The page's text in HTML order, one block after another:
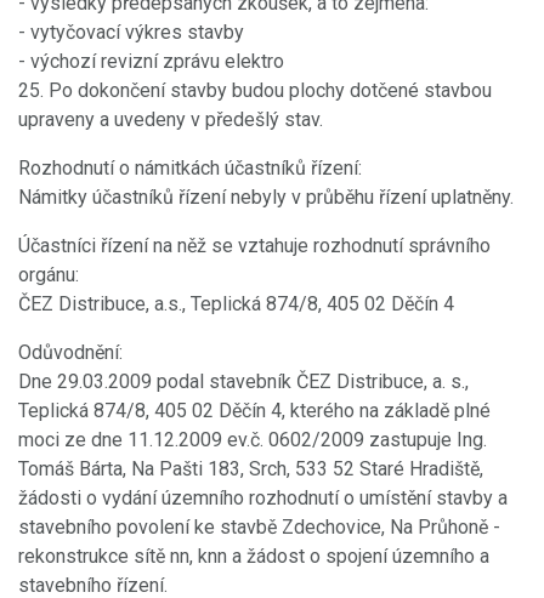
- vytyčovací výkres stavby
- výchozí revizní zprávu elektro
25. Po dokončení stavby budou plochy dotčené stavbou
upraveny a uvedeny v předešlý stav.
Rozhodnutí o námitkách účastníků řízení:
Námitky účastníků řízení nebyly v průběhu řízení uplatněny.
Účastníci řízení na něž se vztahuje rozhodnutí správního
orgánu:
ČEZ Distribuce, a.s., Teplická 874/8, 405 02 Děčín 4
Odůvodnění:
Dne 29.03.2009 podal stavebník ČEZ Distribuce, a. s.,
Teplická 874/8, 405 02 Děčín 4, kterého na základě plné
moci ze dne 11.12.2009 ev.č. 0602/2009 zastupuje Ing.
Tomáš Bárta, Na Pašti 183, Srch, 533 52 Staré Hradiště,
žádosti o vydání územního rozhodnutí o umístění stavby a
stavebního povolení ke stavbě Zdechovice, Na Průhoně -
rekonstrukce sítě nn, knn a žádost o spojení územního a
stavebního řízení.